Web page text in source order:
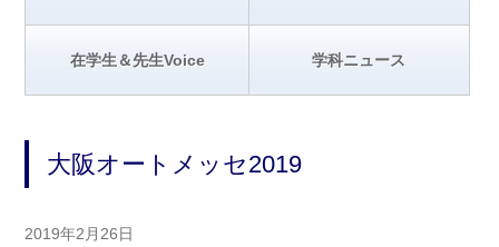
在学生＆先生Voice 学科ニュース
大阪オートメッセ2019
2019年2月26日